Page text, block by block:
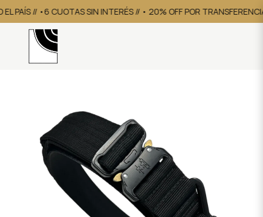
PAÍS // •6 CUOTAS SIN INTERÉS // • 20% OFF POR TRANSFERENCIA